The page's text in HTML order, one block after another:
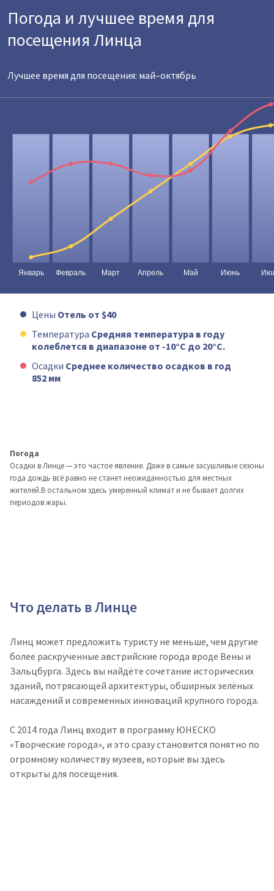
Погода и лучшее время для
посещения Линца
Лучшее время для посещения: май–октябрь
Цены Отель от $40
Температура Средняя температура в году
колеблется в диапазоне от -10°C до 20°C.
Осадки Среднее количество осадков в год
852 мм
Погода
Осадки в Линце — это частое явление. Даже в самые засушливые сезоны
года дождь всё равно не станет неожиданностью для местных
жителей.В остальном здесь умеренный климат и не бывает долгих
периодов жары.
Что делать в Линце
Линц может предложить туристу не меньше, чем другие
более раскрученные австрийские города вроде Вены и
Зальцбурга. Здесь вы найдёте сочетание исторических
зданий, потрясающей архитектуры, обширных зелёных
насаждений и современных инноваций крупного города.
С 2014 года Линц входит в программу ЮНЕСКО
«Творческие города», и это сразу становится понятно по
огромному количеству музеев, которые вы здесь
открыты для посещения.